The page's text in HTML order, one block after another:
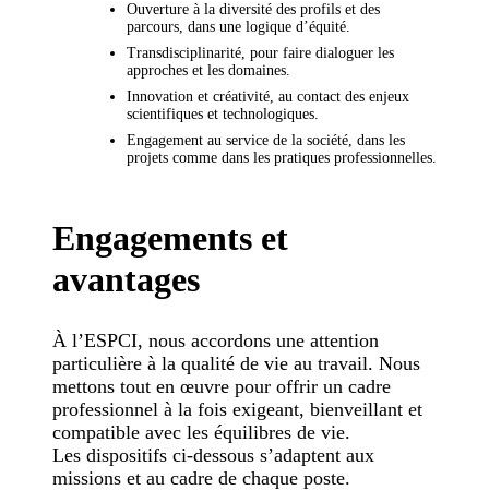
Ouverture à la diversité des profils et des
parcours, dans une logique d’équité.
Transdisciplinarité, pour faire dialoguer les
approches et les domaines.
Innovation et créativité, au contact des enjeux
scientifiques et technologiques.
Engagement au service de la société, dans les
projets comme dans les pratiques professionnelles.
Engagements et
avantages
À l’ESPCI, nous accordons une attention
particulière à la qualité de vie au travail. Nous
mettons tout en œuvre pour offrir un cadre
professionnel à la fois exigeant, bienveillant et
compatible avec les équilibres de vie.
Les dispositifs ci-dessous s’adaptent aux
missions et au cadre de chaque poste.